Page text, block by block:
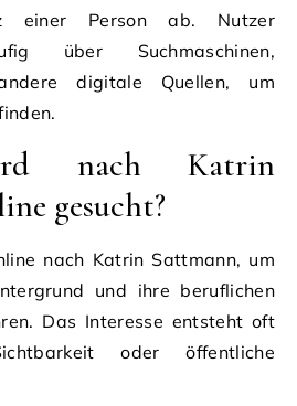
einer Person ab. Nutzer
über Suchmaschinen,
digitale Quellen, um
nach Katrin
gesucht?
nach Katrin Sattmann, um
und ihre beruflichen
Das Interesse entsteht oft
oder öffentliche